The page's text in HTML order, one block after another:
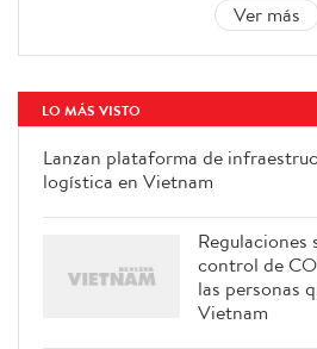
Ver más
LO MÁS VISTO
Lanzan plataforma de
logística en Vietnam
control de
las personas
Vietnam